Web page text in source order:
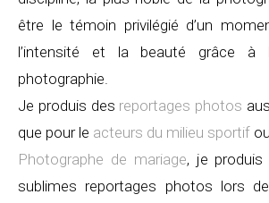
être le témoin privilégié d’un
l’intensité et la beauté grâce
photographie.
Je produis des reportages photos
que pour le acteurs du milieu sportif
Photographe de mariage, je produis
sublimes reportages photos lors